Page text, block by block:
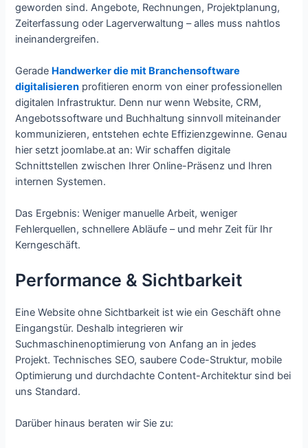
geworden sind. Angebote, Rechnungen, Projektplanung,
Zeiterfassung oder Lagerverwaltung – alles muss nahtlos
ineinandergreifen.
Gerade Handwerker die mit Branchensoftware
digitalisieren profitieren enorm von einer professionellen
digitalen Infrastruktur. Denn nur wenn Website, CRM,
Angebotssoftware und Buchhaltung sinnvoll miteinander
kommunizieren, entstehen echte Effizienzgewinne. Genau
hier setzt joomlabe.at an: Wir schaffen digitale
Schnittstellen zwischen Ihrer Online-Präsenz und Ihren
internen Systemen.
Das Ergebnis: Weniger manuelle Arbeit, weniger
Fehlerquellen, schnellere Abläufe – und mehr Zeit für Ihr
Kerngeschäft.
Performance & Sichtbarkeit
Eine Website ohne Sichtbarkeit ist wie ein Geschäft ohne
Eingangstür. Deshalb integrieren wir
Suchmaschinenoptimierung von Anfang an in jedes
Projekt. Technisches SEO, saubere Code-Struktur, mobile
Optimierung und durchdachte Content-Architektur sind bei
uns Standard.
Darüber hinaus beraten wir Sie zu: